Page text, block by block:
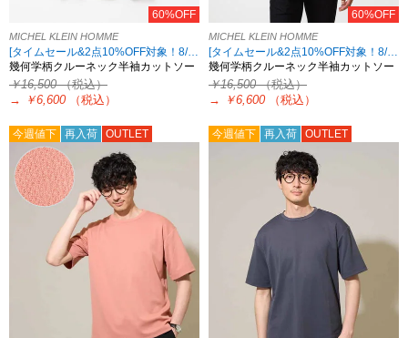
60%OFF
MICHEL KLEIN HOMME
[タイムセール&2点10%OFF対象！8/17 8:59まで アウトレット限定]
幾何学柄クルーネック半袖カットソー
￥16,500（税込）
→
￥6,600 （税込）
60%OFF
MICHEL KLEIN HOMME
[タイムセール&2点10%OFF対象！8/17 8:59まで アウトレット限定]
幾何学柄クルーネック半袖カットソー
￥16,500（税込）
→
￥6,600 （税込）
今週値下 再入荷 OUTLET 今週値下 再入荷 OUTLET